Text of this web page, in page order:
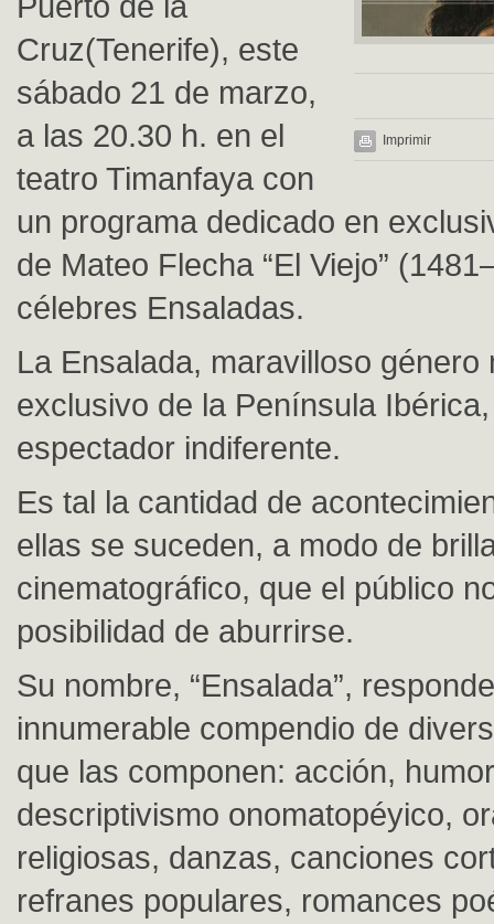
Imprimir
Cruz(Tenerife), este
sábado 21 de marzo,
a las 20.30 h. en el
teatro Timanfaya con
un programa dedicado en
de Mateo Flecha “El Viejo”
célebres Ensaladas.
La Ensalada, maravilloso género
exclusivo de la Península
espectador indiferente.
Es tal la cantidad de
ellas se suceden, a modo de
cinematográfico, que el público
posibilidad de aburrirse.
Su nombre, “Ensalada”,
innumerable compendio de
que las componen: acción,
descriptivismo onomatopéyico,
religiosas, danzas, canciones
refranes populares, romances